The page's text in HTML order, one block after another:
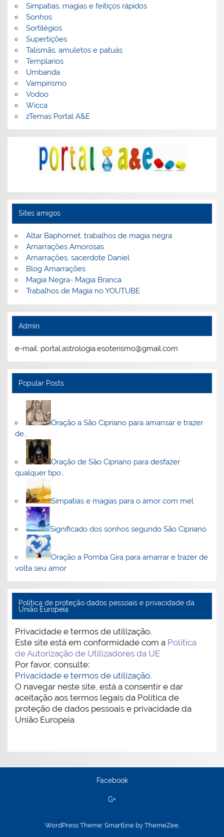
Simpatias, magias e feitiços rápidos
Sonhos
Sortilégios
Supertições
Talismãs, amuletos e patuás
Templarios
Umbanda
Vampirismo
Vodoo
Wicca
zTemas Portal A&E
Sites amigos
Altar Baphomet, trabalhos de magia negra
Amarrações Amorosas
Amarrações, sacerdote Daniel
Blog Amarrações
Magia Negra- Magia Branca
Trabalhos de Magia no YOUTUBE
Admin
e-mail: portal.astrologia.esoterismo@gmail.com
Popular Posts
Oração a São Cipriano para amansar e trazer
de…
Oração de São Cipriano para desfazer
qualquer tipo…
Simpatias e magias para o amor com mel
Significado dos sonhos segundo São Cipriano
Oração a Pomba Gira para amarrar e trazer de
volta seu amor
Politica de proteção dados pessoais e privacidade da
União Europeia
Privacidade e termos de utilização.
Este site está em conformidade com a Política
de Autorização de Utilizadores da UE
Por favor, consulte:
Privacidade e termos de utilização.
O navegar neste site, está a consentir e dar
aceitação aos termos legais da Política de
proteção de dados pessoais e privacidade da
União Europeia
Facebook
G+
WordPress Theme: Smartline by ThemeZee.